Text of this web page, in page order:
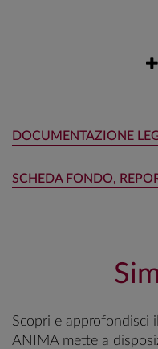
DOCUMENTAZIONE
SCHEDA FONDO,
Scopri e approfondisci
ANIMA mette a